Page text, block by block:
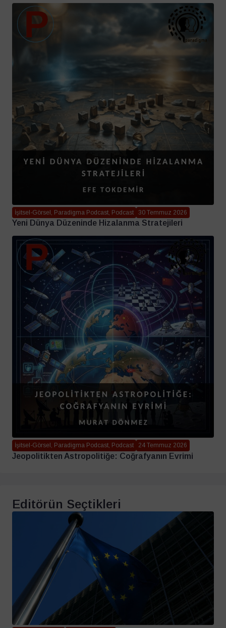
İşitsel-Görsel, Paradigma Podcast, Podcast 30 Temmuz 2026
Yeni Dünya Düzeninde Hizalanma Stratejileri
İşitsel-Görsel, Paradigma Podcast, Podcast 24 Temmuz 2026
Jeopolitikten Astropolitiğe: Coğrafyanın Evrimi
Editörün Seçtikleri